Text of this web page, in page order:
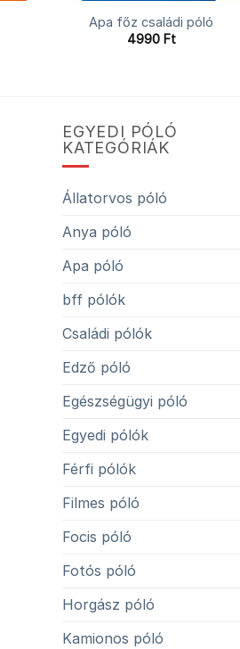
Apa főz családi póló
4990 Ft
EGYEDI PÓLÓ
KATEGÓRIÁK
Állatorvos póló
Anya póló
Apa póló
bff pólók
Családi pólók
Edző póló
Egészségügyi póló
Egyedi pólók
Férfi pólók
Filmes póló
Focis póló
Fotós póló
Horgász póló
Kamionos póló